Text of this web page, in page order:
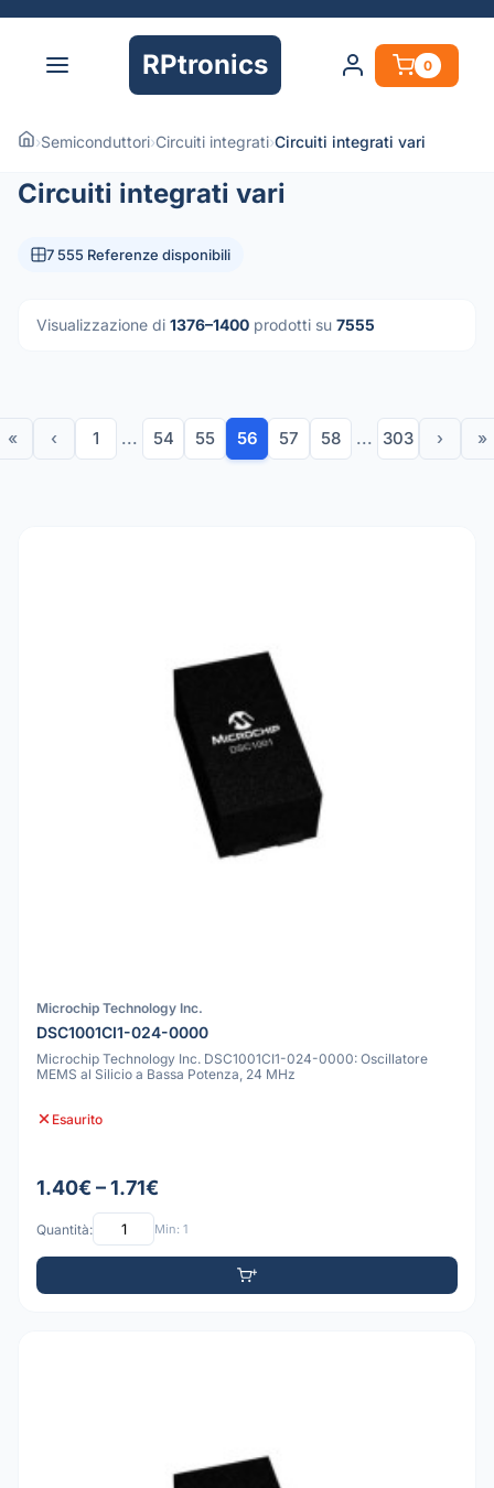
RPtronics 0
›Semiconduttori›Circuiti integrati›Circuiti integrati vari
Circuiti integrati vari
7 555 Referenze disponibili
Visualizzazione di 1376–1400 prodotti su 7555
« ‹ 1 ... 54 55 56 57 58 ... 303 › »
Microchip Technology Inc.
DSC1001CI1-024-0000
Microchip Technology Inc. DSC1001CI1-024-0000: Oscillatore
MEMS al Silicio a Bassa Potenza, 24 MHz
Esaurito
1.40€ – 1.71€
Quantità: Min: 1